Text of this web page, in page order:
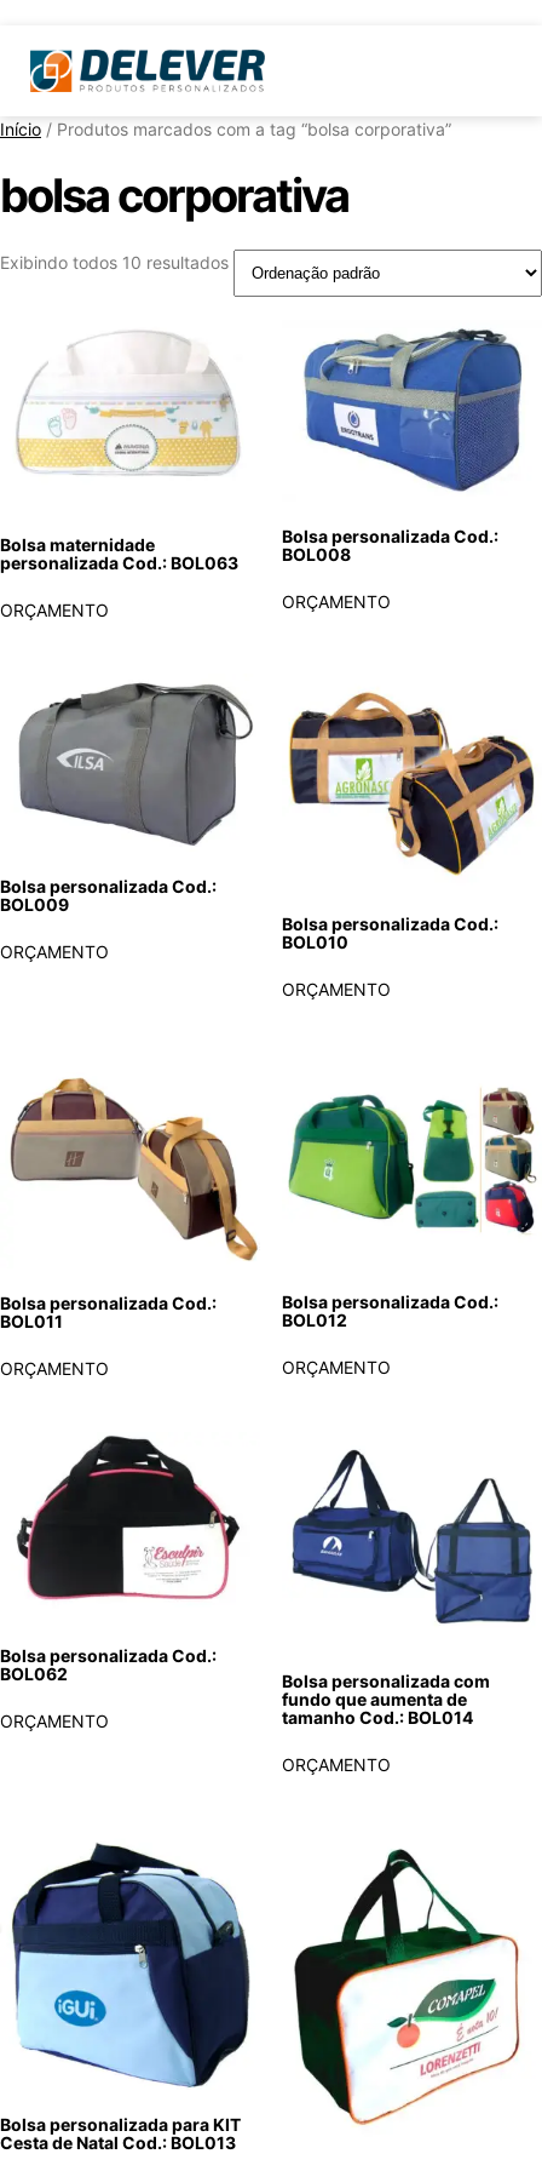
Início / Produtos marcados com a tag “bolsa corporativa”
bolsa corporativa
Exibindo todos 10 resultados
Bolsa maternidade
personalizada Cod.: BOL063
ORÇAMENTO
Bolsa personalizada Cod.:
BOL008
ORÇAMENTO
Bolsa personalizada Cod.:
BOL009
ORÇAMENTO
Bolsa personalizada Cod.:
BOL010
ORÇAMENTO
Bolsa personalizada Cod.:
BOL011
ORÇAMENTO
Bolsa personalizada Cod.:
BOL012
ORÇAMENTO
Bolsa personalizada Cod.:
BOL062
ORÇAMENTO
Bolsa personalizada com
fundo que aumenta de
tamanho Cod.: BOL014
ORÇAMENTO
Bolsa personalizada para KIT
Cesta de Natal Cod.: BOL013